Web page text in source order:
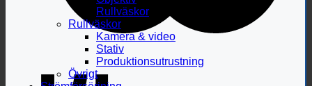
Rullväskor
Rullväskor
Kamera & video
Stativ
Produktionsutrustning
Övrigt